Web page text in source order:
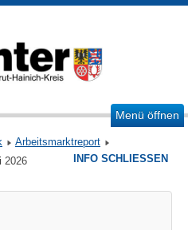
Menü öffnen
Arbeitsmarktreport
2026
INFO SCHLIESSEN